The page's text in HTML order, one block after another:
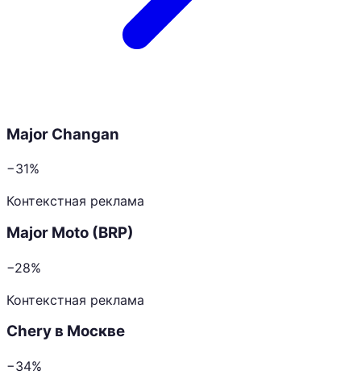
Major Changan
−31%
Контекстная реклама
Major Moto (BRP)
−28%
Контекстная реклама
Chery в Москве
−34%